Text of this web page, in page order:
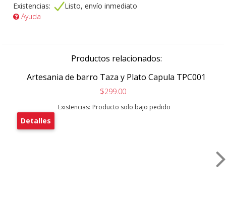
Existencias:
Listo, envío inmediato
Ayuda
Productos relacionados:
Artesania de barro Taza y Plato Capula TPC001
$299.00
Existencias: Producto solo bajo pedido
Detalles